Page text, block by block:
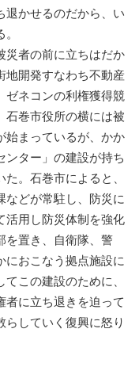
退かせるのだから、い
者の前に立ちはだか
地開発すなわち不動産
ゼネコンの利権獲得競
石巻市役所の横には被
始まっているが、かか
ンター」の建設が持ち
。石巻市によると、
などが常駐し、防災に
活用し防災体制を強化
を置き、自衛隊、警
におこなう拠点施設に
この建設のために、
者に立ち退きを迫って
らしていく復興に怒り